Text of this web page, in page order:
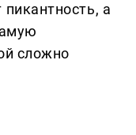
пикантность, а
сложно